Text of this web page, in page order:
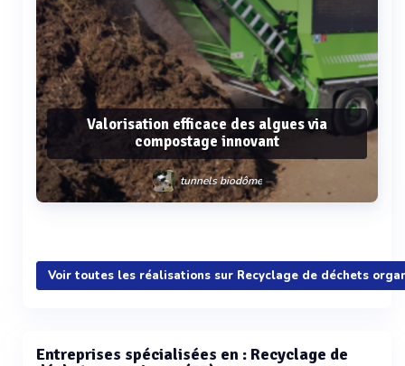
Valorisation efficace des algues via
compostage innovant
tunnels biodôme
Voir plus
Voir toutes les réalisations sur Recyclage de déchets
Entreprises spécialisées en : Recyclage de